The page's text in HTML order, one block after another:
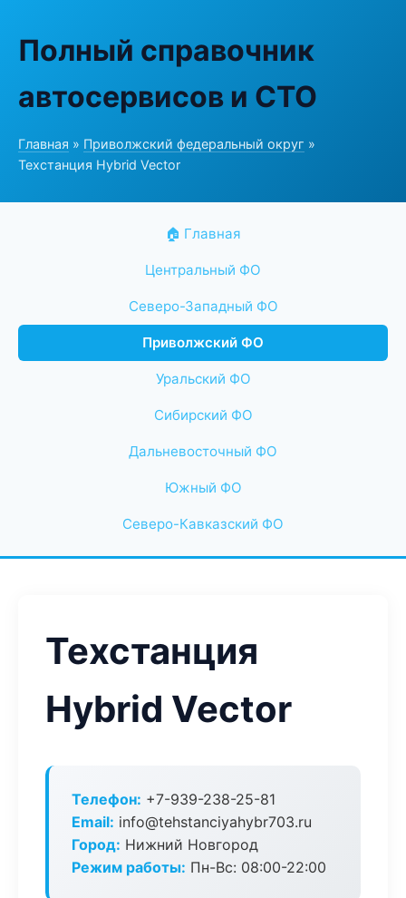
Полный справочник
автосервисов и СТО
Главная » Приволжский федеральный округ »
Техстанция Hybrid Vector
🏠 Главная
Центральный ФО
Северо-Западный ФО
Приволжский ФО
Уральский ФО
Сибирский ФО
Дальневосточный ФО
Южный ФО
Северо-Кавказский ФО
Техстанция
Hybrid Vector
Телефон: +7-939-238-25-81
Email: info@tehstanciyahybr703.ru
Город: Нижний Новгород
Режим работы: Пн-Вс: 08:00-22:00